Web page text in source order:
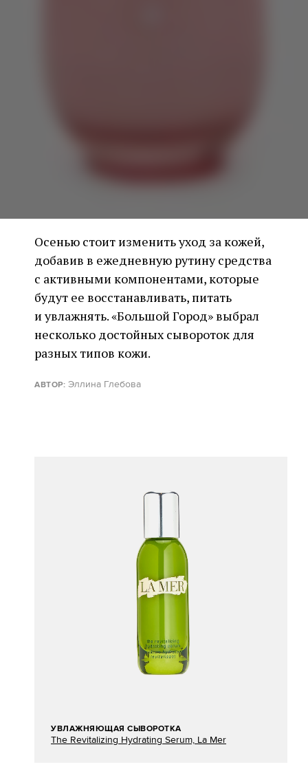
Осенью стоит изменить уход за кожей,
добавив в ежедневную рутину средства
с активными компонентами, которые
будут ее восстанавливать, питать
и увлажнять. «Большой Город» выбрал
несколько достойных сывороток для
разных типов кожи.
АВТОР: Эллина Глебова
УВЛАЖНЯЮЩАЯ СЫВОРОТКА
The Revitalizing Hydrating Serum, La Mer